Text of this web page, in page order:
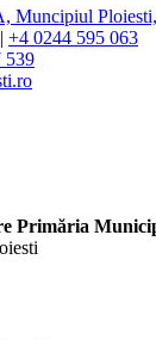
Muncipiul
| +4 0244 595 063
539
Primăria